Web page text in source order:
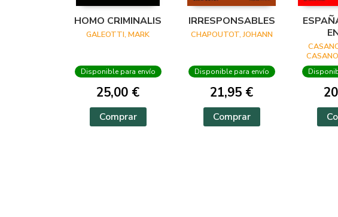
HOMO CRIMINALIS
GALEOTTI, MARK
Disponible para envío
25,00 €
Comprar
IRRESPONSABLES
CHAPOUTOT, JOHANN
Disponible para envío
21,95 €
Comprar